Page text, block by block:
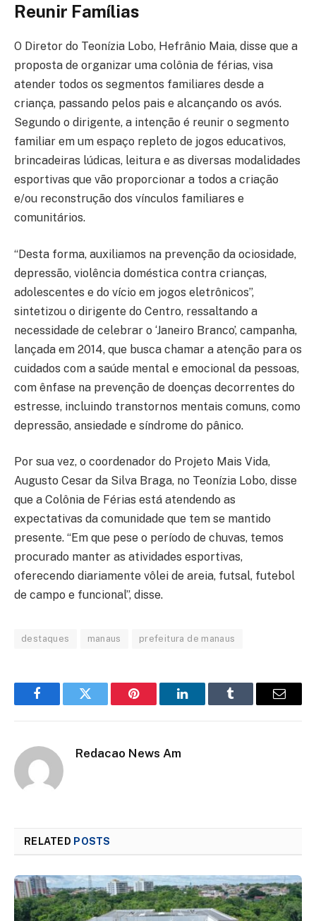
Reunir Famílias
O Diretor do Teonízia Lobo, Hefrânio Maia, disse que a
proposta de organizar uma colônia de férias, visa
atender todos os segmentos familiares desde a
criança, passando pelos pais e alcançando os avós.
Segundo o dirigente, a intenção é reunir o segmento
familiar em um espaço repleto de jogos educativos,
brincadeiras lúdicas, leitura e as diversas modalidades
esportivas que vão proporcionar a todos a criação
e/ou reconstrução dos vínculos familiares e
comunitários.
“Desta forma, auxiliamos na prevenção da ociosidade,
depressão, violência doméstica contra crianças,
adolescentes e do vício em jogos eletrônicos”,
sintetizou o dirigente do Centro, ressaltando a
necessidade de celebrar o ‘Janeiro Branco’, campanha,
lançada em 2014, que busca chamar a atenção para os
cuidados com a saúde mental e emocional da pessoas,
com ênfase na prevenção de doenças decorrentes do
estresse, incluindo transtornos mentais comuns, como
depressão, ansiedade e síndrome do pânico.
Por sua vez, o coordenador do Projeto Mais Vida,
Augusto Cesar da Silva Braga, no Teonízia Lobo, disse
que a Colônia de Férias está atendendo as
expectativas da comunidade que tem se mantido
presente. “Em que pese o período de chuvas, temos
procurado manter as atividades esportivas,
oferecendo diariamente vôlei de areia, futsal, futebol
de campo e funcional”, disse.
destaques manaus prefeitura de manaus
FacebookTwitter Pinterest LinkedInTumblr Email
Redacao News Am
RELATED POSTS